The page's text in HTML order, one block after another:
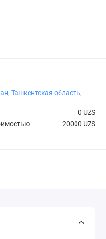
Ташкентская область,
0 UZS
20000 UZS